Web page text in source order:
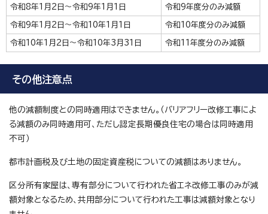
令和8年1月2日～令和9年1月1日 令和9年度分のみ減額
令和9年1月2日～令和10年1月1日 令和10年度分のみ減額
令和10年1月2日～令和10年3月31日 令和11年度分のみ減額
その他注意点
他の減額制度との同時適用はできません。（バリアフリー改修工事によ
る減額のみ同時適用可、ただし認定長期優良住宅の場合は同時適用
不可）
都市計画税及び土地の固定資産税についての減額はありません。
区分所有家屋は、専有部分について行われた省エネ改修工事のみが減
額対象となるため、共用部分について行われた工事は減額対象となり